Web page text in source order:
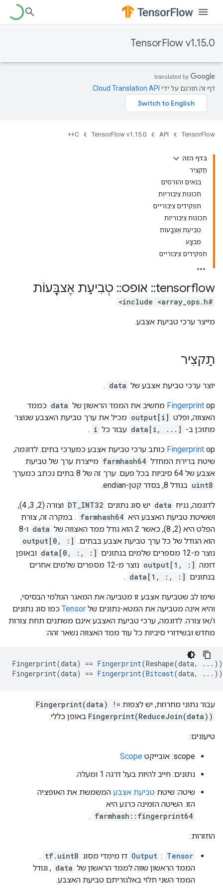
TensorFlow v1.15.0
דף זה תורגם על ידי Cloud Translation API
TensorFlow
API
TensorFlow v1.15.0
C++
בדף הזה
תַקצִיר
בנאים והורסים
תכונות ציבוריות
תפקידים ציבוריים
תכונות ציבוריות
טְבִיעַת אֶצבָּעוֹת
מִבצָע
תפקידים ציבוריים
tensorflow
:: אופס:: טְבִיעַת אֶצבָּעוֹת
#include <array_ops.h>
מייצר ערכי טביעת אצבע.
תַקצִיר
יוצר ערכי טביעת אצבע של data
.
Fingerprint op מחשיב את הממד הראשון של data כממד
האצווה, ופלט output[i] מכיל את ערך טביעת האצבע שנוצר
מתוכן ב- data[i, ...] עבור כל i
.
Fingerprint op כותב ערכי טביעת אצבע כמערכי בתים. לדוגמה,
שיטת ברירת המחדל farmhash64 מייצרת ערך של טביעת
אצבע של 64 סיביות בכל פעם. ערך זה של 8 בתים נכתב כמערך
uint8 בגודל 8, בסדר קטן-endian.
לדוגמה, נניח data יש סוג נתונים DT_INT32
וצורה (2, 3, 4),
וששיטת טביעת האצבע היא farmhash64 . במקרה זה, צורת
הפלט היא (2, 8), כאשר 2 הוא גודל ממד האצווה של
data
ו-8
הוא הגודל של כל ערך טביעת אצבע בבתים. output[0, :]
נוצר מ-12 מספרים שלמים בנתונים
data[0, :, :] ובאופן
דומה output[1, :]
נוצר מ-12 מספרים שלמים אחרים
בנתונים data[1, :, :]
.
שימו לב שטביעת אצבע זו מטביעה את המאגר הגולמי הבסיסי,
והיא אינה מטביעה את המטא-נתונים של Tensor כמו סוג נתונים
ו/או צורה. לדוגמה, ערכי טביעת האצבע אינם משתנים תחת צורות
מחדש ובשידורי סיביות כל עוד ממד האצווה נשאר זהה:
Fingerprint(data) == Fingerprint(Reshape(data, ...))
Fingerprint(data) == Fingerprint(Bitcast(data, ...))
עבור נתוני מחרוזת, יש לצפות Fingerprint(data) !=
Fingerprint(ReduceJoin(data)) באופן כללי.
טיעונים:
scope: אובייקט
Scope
נתונים: חייב להיות בעל דרגה 1 ומעלה.
שיטה: שיטת טביעת אצבע המשמשת את האופציה
הזו. השיטה הזמינה כרגע היא
farmhash::fingerprint64
.
החזרות:
Output : Tensor דו מימדי מסוג tf.uint8
.
הממד הראשון שווה לממד הראשון של data , וגודל
הממד השני תלוי באלגוריתם טביעת האצבע.